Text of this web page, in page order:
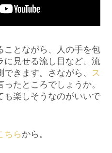
ことながら、人の手を包
に見せる流し目など、流
きます。さながら、 ス
ったところでしょうか。
も楽しそうなのがいいで
ちらから。